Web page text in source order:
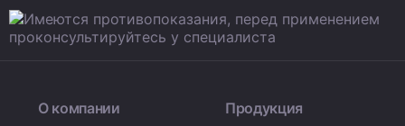
О компании Продукция